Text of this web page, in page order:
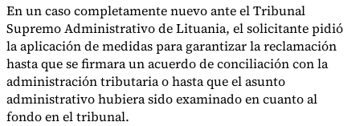
En un caso completamente nuevo ante el Tribunal
Supremo Administrativo de Lituania, el solicitante pidió
la aplicación de medidas para garantizar la reclamación
hasta que se firmara un acuerdo de conciliación con la
administración tributaria o hasta que el asunto
administrativo hubiera sido examinado en cuanto al
fondo en el tribunal.